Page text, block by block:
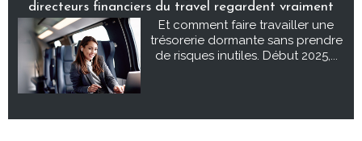
directeurs financiers du travel regardent vraiment
Et comment faire travailler une
trésorerie dormante sans prendre
de risques inutiles. Début 2025,...